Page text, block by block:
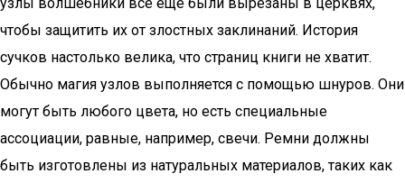
чтобы защитить их от злостных заклинаний. История
сучков настолько велика, что страниц книги не хватит.
Обычно магия узлов выполняется с помощью шнуров. Они
могут быть любого цвета, но есть специальные
ассоциации, равные, например, свечи. Ремни должны
быть изготовлены из натуральных материалов, таких как